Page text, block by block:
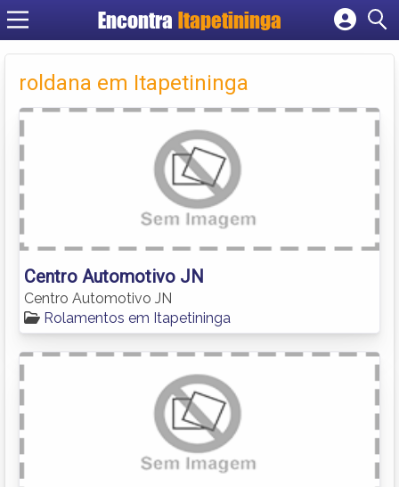
Encontra Itapetininga
Cadastrar empresa
Criar conta
roldana em Itapetininga
Centro Automotivo JN
Centro Automotivo JN
Rolamentos em Itapetininga